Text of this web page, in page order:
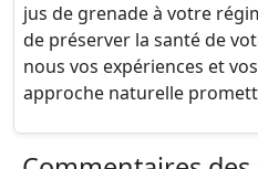
jus de grenade à votre
de préserver la santé de
nous vos expériences et
approche naturelle